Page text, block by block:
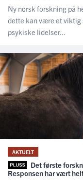
Ny norsk forskning på
dette kan være et viktig
psykiske lidelser...
AKTUELT
Det første
Responsen har vært